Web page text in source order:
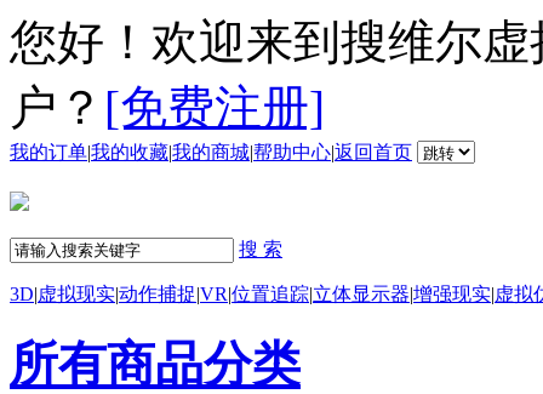
您好！欢迎来到搜维尔
户？ [免费注册]
我的订单|我的收藏|我的商城|帮助中心|返回首页
搜 索
3D|虚拟现实|动作捕捉|VR|位置追踪|立体显示器|增强现实|虚拟
所有商品分类